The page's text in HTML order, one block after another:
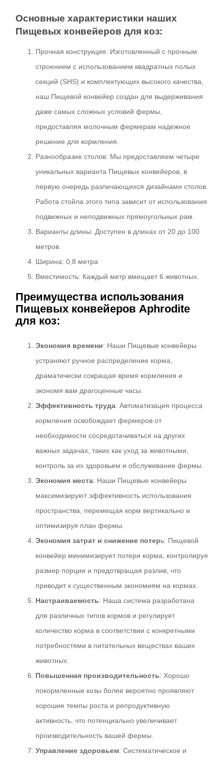
Основные характеристики наших
Пищевых конвейеров для коз:
Прочная конструкция: Изготовленный с прочным
строением с использованием квадратных полых
секций (SHS) и комплектующих высокого качества,
наш Пищевой конвейер создан для выдерживания
даже самых сложных условий фермы,
предоставляя молочным фермерам надежное
решение для кормления.
Разнообразие столов: Мы предоставляем четыре
уникальных варианта Пищевых конвейеров, в
первую очередь различающихся дизайнами столов.
Работа стойла этого типа зависит от использования
подвижных и неподвижных прямоугольных рам.
Варианты длины: Доступен в длинах от 20 до 100
метров.
Ширина: 0,8 метра
Вместимость: Каждый метр вмещает 6 животных.
Преимущества использования
Пищевых конвейеров Aphrodite
для коз:
Экономия времени: Наши Пищевые конвейеры
устраняют ручное распределение корма,
драматически сокращая время кормления и
экономя вам драгоценные часы.
Эффективность труда: Автоматизация процесса
кормления освобождает фермеров от
необходимости сосредотачиваться на других
важных задачах, таких как уход за животными,
контроль за их здоровьем и обслуживание фермы.
Экономия места: Наши Пищевые конвейеры
максимизируют эффективность использования
пространства, перемещая корм вертикально и
оптимизируя план фермы.
Экономия затрат и снижение потерь: Пищевой
конвейер минимизирует потери корма, контролируя
размер порции и предотвращая разлив, что
приводит к существенным экономиям на кормах.
Настраиваемость: Наша система разработана
для различных типов кормов и регулирует
количество корма в соответствии с конкретными
потребностями в питательных веществах ваших
животных.
Повышенная производительность: Хорошо
покормленные козы более вероятно проявляют
хорошие темпы роста и репродуктивную
активность, что потенциально увеличивает
производительность вашей фермы.
Управление здоровьем: Систематическое и